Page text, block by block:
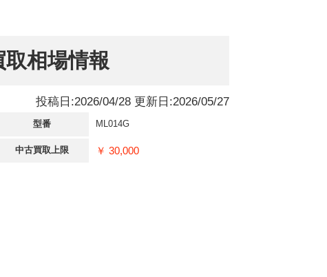
相場情報
投稿日:2026/04/28 更新日:2026/05/27
型番 ML014G
中古買取上限 ￥ 30,000